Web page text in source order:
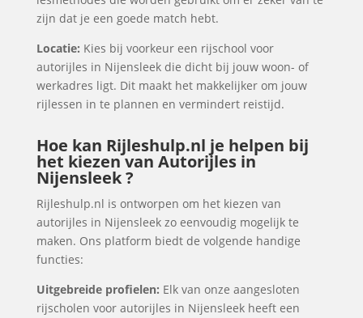
zijn dat je een goede match hebt.
Locatie: Kies bij voorkeur een rijschool voor
autorijles in Nijensleek die dicht bij jouw woon- of
werkadres ligt. Dit maakt het makkelijker om jouw
rijlessen in te plannen en vermindert reistijd.
Hoe kan Rijleshulp.nl je helpen bij
het kiezen van Autorijles in
Nijensleek ?
Rijleshulp.nl is ontworpen om het kiezen van
autorijles in Nijensleek zo eenvoudig mogelijk te
maken. Ons platform biedt de volgende handige
functies:
Uitgebreide profielen: Elk van onze aangesloten
rijscholen voor autorijles in Nijensleek heeft een